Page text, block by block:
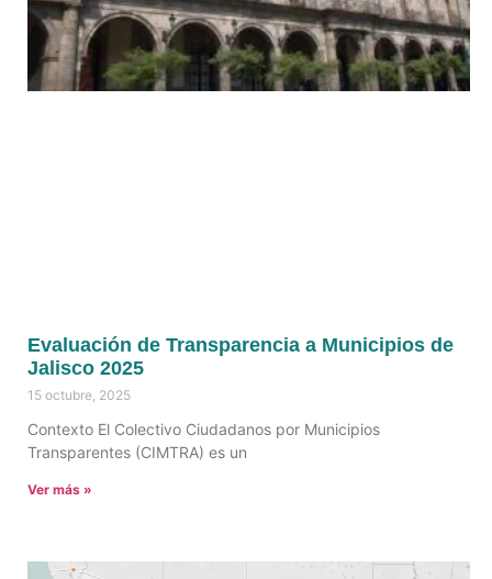
Evaluación de Transparencia a Municipios de
Jalisco 2025
15 octubre, 2025
Contexto El Colectivo Ciudadanos por Municipios
Transparentes (CIMTRA) es un
Ver más »